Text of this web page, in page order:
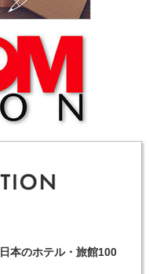
本のホテル・旅館100